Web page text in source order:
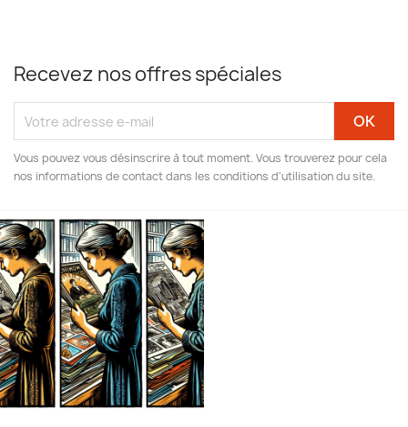
Recevez nos offres spéciales
Vous pouvez vous désinscrire à tout moment. Vous trouverez pour cela
nos informations de contact dans les conditions d'utilisation du site.